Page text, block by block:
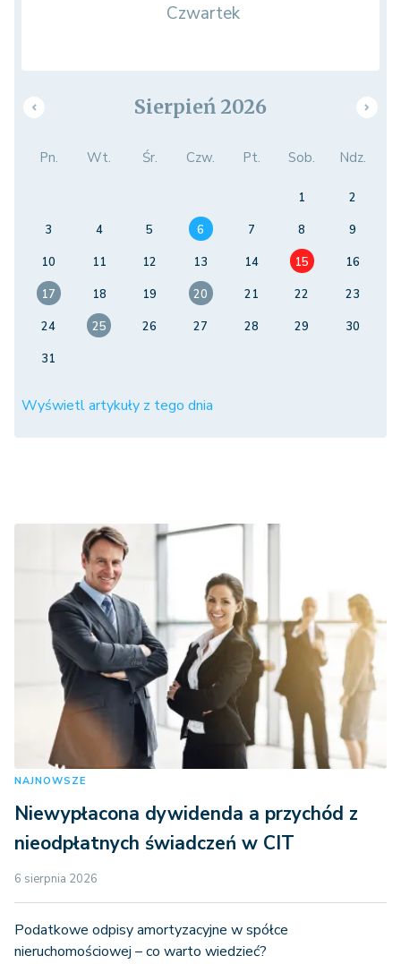
Czwartek
Sierpień 2026
Pn. Wt. Śr. Czw. Pt. Sob. Ndz.
1
2
3
4 5 6 7 8
9
10
11 12 13 14 15
16
17
18 19 20 21 22
23
24
25 26 27 28 29
30
31
Wyświetl artykuły z tego dnia
NAJNOWSZE
Niewypłacona dywidenda a przychód z
nieodpłatnych świadczeń w CIT
6 sierpnia 2026
Podatkowe odpisy amortyzacyjne w spółce
nieruchomościowej – co warto wiedzieć?